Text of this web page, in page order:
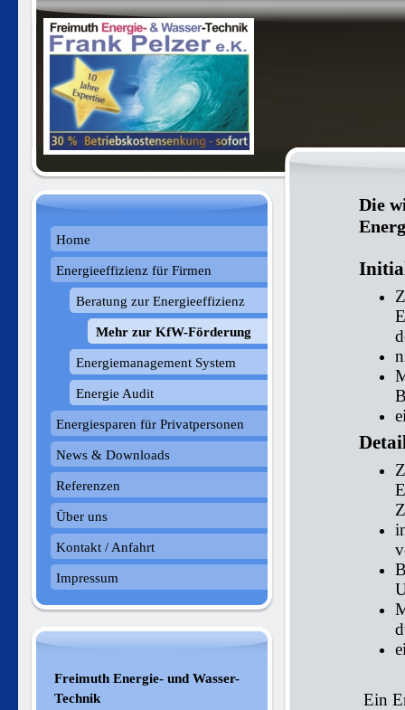
Die
Ein
Home
Energieeffizienz für Firmen
Beratung zur Energieeffizienz
Mehr zur KfW-Förderung
Energiemanagement System
Energie Audit
Energiesparen für Privatpersonen
News & Downloads
Referenzen
Über uns
Kontakt / Anfahrt
Impressum
Freimuth Energie- und Wasser-
Technik